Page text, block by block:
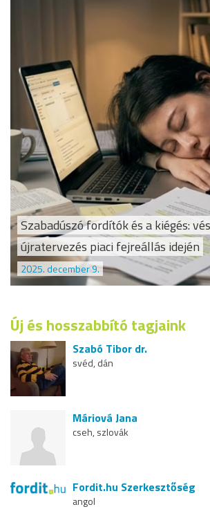
Szabadúszó fordítók és a kiégés:
újratervezés piaci fejreállás idején
2025. december 9.
Új és hosszabbító tagjaink
Szabó Tibor dr.
svéd, dán
Máriová Jana
cseh, szlovák
Fordit.hu Szerkesztőség
angol